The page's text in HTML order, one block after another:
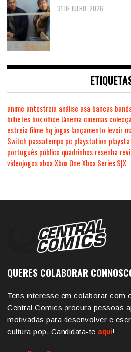
31 DE JULHO, 2026
anime antestreia análise asa bancas
bilhetes box office Cinema cinemas
estreia filme hq jogos lançamento levoir
Switch passatempo pc playstation
português público quadrinhos resenha
videojogosxboxXbox One Xbox Series S|X
QUERES COLABORAR
Tens interesse em colaborar com
Central Comics procura pessoas
motivadas para desenvolver e
cultura pop. Candidata-te aqui!